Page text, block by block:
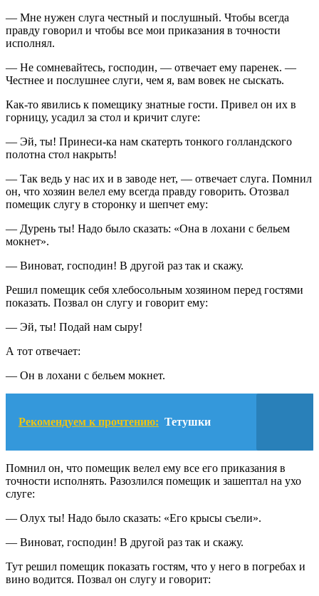
— Мне нужен слуга честный и послушный. Чтобы всегда
правду говорил и чтобы все мои приказания в точности
исполнял.
— Не сомневайтесь, господин, — отвечает ему паренек. —
Честнее и послушнее слуги, чем я, вам вовек не сыскать.
Как-то явились к помещику знатные гости. Привел он их в
горницу, усадил за стол и кричит слуге:
— Эй, ты! Принеси-ка нам скатерть тонкого голландского
полотна стол накрыть!
— Так ведь у нас их и в заводе нет, — отвечает слуга. Помнил
он, что хозяин велел ему всегда правду говорить. Отозвал
помещик слугу в сторонку и шепчет ему:
— Дурень ты! Надо было сказать: «Она в лохани с бельем
мокнет».
— Виноват, господин! В другой раз так и скажу.
Решил помещик себя хлебосольным хозяином перед гостями
показать. Позвал он слугу и говорит ему:
— Эй, ты! Подай нам сыру!
А тот отвечает:
— Он в лохани с бельем мокнет.
Рекомендуем к прочтению: Тетушки
Помнил он, что помещик велел ему все его приказания в
точности исполнять. Разозлился помещик и зашептал на ухо
слуге:
— Олух ты! Надо было сказать: «Его крысы съели».
— Виноват, господин! В другой раз так и скажу.
Тут решил помещик показать гостям, что у него в погребах и
вино водится. Позвал он слугу и говорит: